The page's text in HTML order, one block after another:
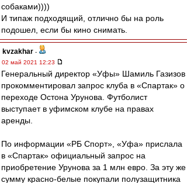
собаками))))
И типаж подходящий, отлично бы на роль
подошел, если бы кино снимать.
kvzakhar -
02 май 2021 12:23
Генеральный директор «Уфы» Шамиль Газизов
прокомментировал запрос клуба в «Спартак» о
переходе Остона Урунова. Футболист
выступает в уфимском клубе на правах
аренды.
По информации «РБ Спорт», «Уфа» прислала
в «Спартак» официальный запрос на
приобретение Урунова за 1 млн евро. За эту же
сумму красно-белые покупали полузащитника